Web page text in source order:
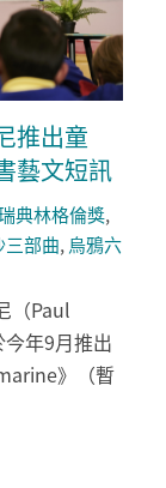
推出童
藝文短訊
典林格倫獎,
三部曲, 烏鴉六
（Paul
年9月推出
》（暫